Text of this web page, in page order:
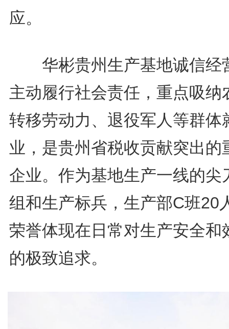
应。
华彬贵州生产基地诚信经
主动履行社会责任，重点吸纳
转移劳动力、退役军人等群体
业，是贵州省税收贡献突出的
企业。作为基地生产一线的尖
组和生产标兵，生产部C班20
荣誉体现在日常对生产安全和
的极致追求。